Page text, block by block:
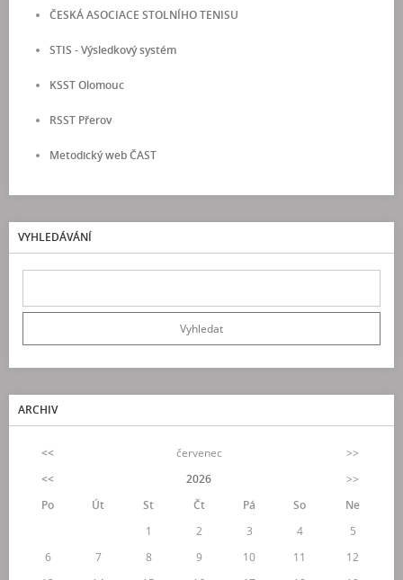
ČESKÁ ASOCIACE STOLNÍHO TENISU
STIS - Výsledkový systém
KSST Olomouc
RSST Přerov
Metodický web ČAST
VYHLEDÁVÁNÍ
ARCHIV
<< červenec
>>
<<
2026
>>
Po
Út St Čt Pá So
Ne
1
2 3 4
5
6
7 8 9 10 11
12